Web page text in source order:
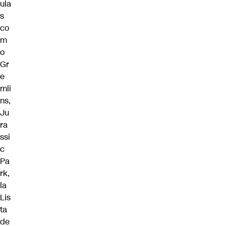
ula
s
co
m
o
Gr
e
mli
ns,
Ju
ra
ssi
c
Pa
rk,
la
Lis
ta
de